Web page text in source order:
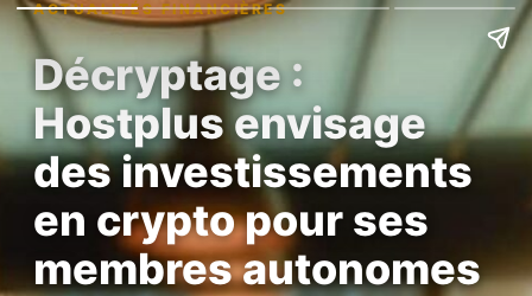
ACTUALITÉS FINANCIÈRES
Décryptage :
Hostplus envisage
des investissements
en crypto pour ses
membres autonomes